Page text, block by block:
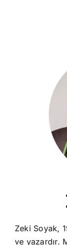
Zeki Soyak,
ve yazardır.